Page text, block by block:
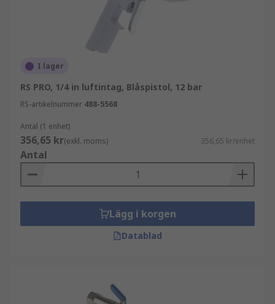
betraktas som ett viktigt tillbehör om du har en
kompressor. Se vårt utbud av pistoler som passar
I lager
RS PRO, 1/4 in luftintag, Blåspistol, 12 bar
RS-artikelnummer 488-5568
Antal (1 enhet)
356,65 kr(exkl. moms) 356,65 kr/enhet
Antal
Lägg i korgen
Datablad